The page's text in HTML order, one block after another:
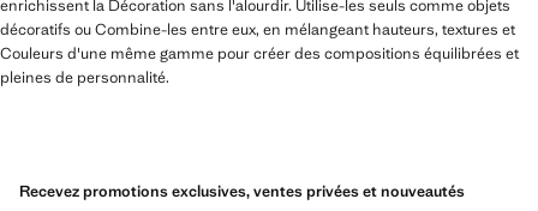
enrichissent la Décoration sans l'alourdir. Utilise-les seuls comme objets
décoratifs ou Combine-les entre eux, en mélangeant hauteurs, textures et
Couleurs d'une même gamme pour créer des compositions équilibrées et
pleines de personnalité.
Recevez promotions exclusives, ventes privées et nouveautés